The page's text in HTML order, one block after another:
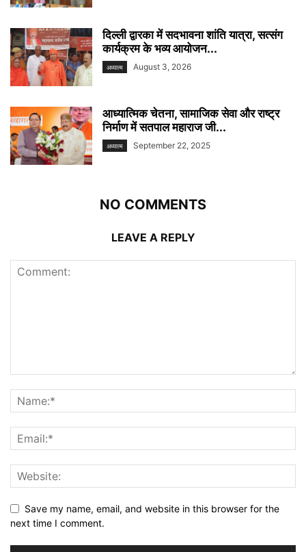
दिल्ली द्वारका में सदभावना शांति यात्रा, सत्संग
कार्यक्रम के भव्य आयोजन...
अध्यात्म August 3, 2026
आध्यात्मिक चेतना, सामाजिक सेवा और राष्ट्र
निर्माण में सतपाल महाराज जी...
अध्यात्म September 22, 2025
NO COMMENTS
LEAVE A REPLY
Save my name, email, and website in this browser for the
next time I comment.